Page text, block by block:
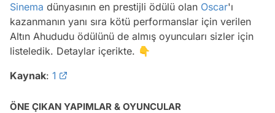
Sinema dünyasının en prestijli ödülü olan Oscar'ı
kazanmanın yanı sıra kötü performanslar için verilen
Altın Ahududu ödülünü de almış oyuncuları sizler için
listeledik. Detaylar içerikte. 👇
Kaynak: 1
ÖNE ÇIKAN YAPIMLAR & OYUNCULAR